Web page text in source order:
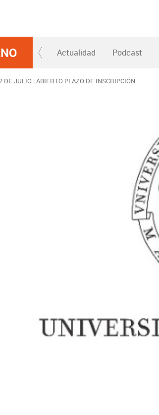
Actualidad Podcast
DE JULIO | ABIERTO PLAZO DE INSCRIPCIÓN